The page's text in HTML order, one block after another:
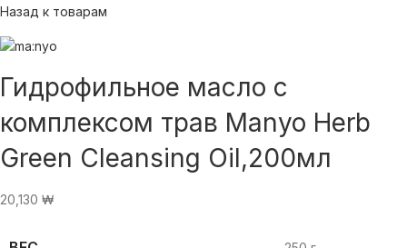
Назад к товарам
Гидрофильное масло с
комплексом трав Manyo Herb
Green Cleansing Oil,200мл
20,130 ₩